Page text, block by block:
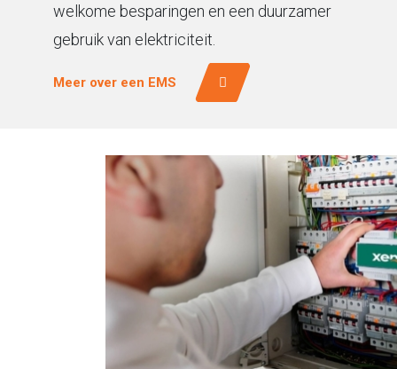
welkome besparingen en een duurzamer
gebruik van elektriciteit.
Meer over een EMS